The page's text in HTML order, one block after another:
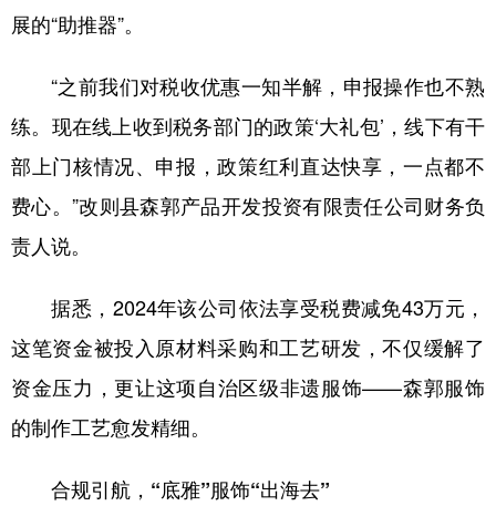
展的“助推器”。
“之前我们对税收优惠一知半解，申报操作也不熟
练。现在线上收到税务部门的政策‘大礼包’，线下有干
部上门核情况、申报，政策红利直达快享，一点都不
费心。”改则县森郭产品开发投资有限责任公司财务负
责人说。
据悉，2024年该公司依法享受税费减免43万元，
这笔资金被投入原材料采购和工艺研发，不仅缓解了
资金压力，更让这项自治区级非遗服饰——森郭服饰
的制作工艺愈发精细。
合规引航，“底雅”服饰“出海去”